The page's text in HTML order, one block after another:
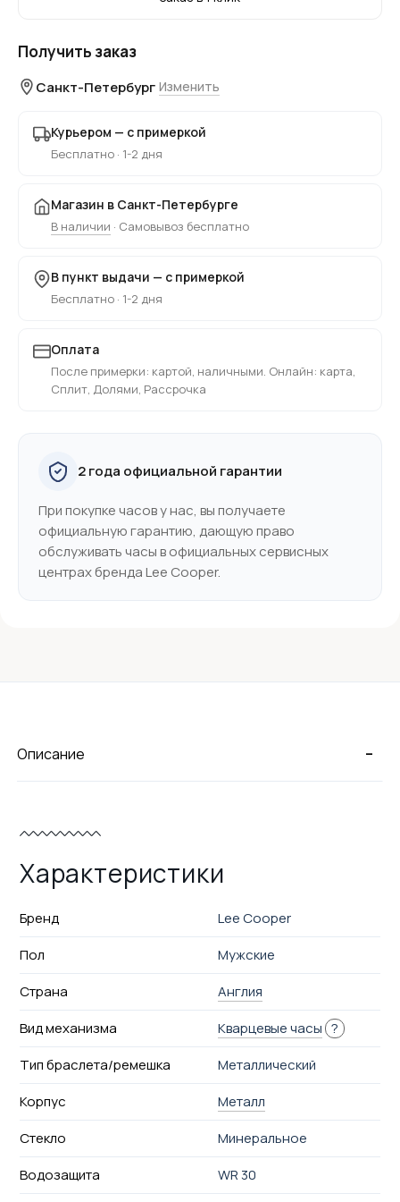
Получить заказ
Санкт-Петербург Изменить
Курьером — с примеркой
Бесплатно · 1-2 дня
Магазин в Санкт-Петербурге
В наличии · Самовывоз бесплатно
В пункт выдачи — с примеркой
Бесплатно · 1-2 дня
Оплата
После примерки: картой, наличными. Онлайн: карта,
Сплит, Долями, Рассрочка
2 года официальной гарантии
При покупке часов у нас, вы получаете
официальную гарантию, дающую право
обслуживать часы в официальных сервисных
центрах бренда Lee Cooper.
-
Описание
Характеристики
Бренд
Lee Cooper
Пол
Мужские
Страна
Англия
Вид механизма
Кварцевые часы ?
Тип браслета/ремешка
Металлический
Корпус
Металл
Стекло
Минеральное
Водозащита
WR 30